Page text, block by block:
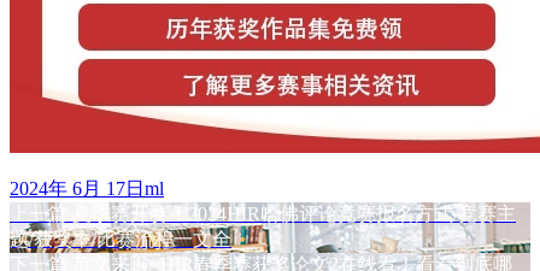
发
于
2024年 6月 17日 作
者
ml
文
章
上一篇
篇
夏季赛开赛！2024HIR哈佛评论竞赛报名方式/竞赛主
题/获奖率/比赛流程一文全
下一篇
范文来啦~HIR春季赛获奖论文2在线看！看看到底哪